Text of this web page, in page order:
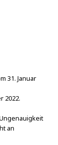
XXII
(Berlin
(Meißen
(Jena
31. Januar
2022.
an